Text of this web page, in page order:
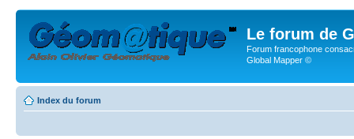
Le forum de
Forum francophone
Global Mapper ©
Index du forum